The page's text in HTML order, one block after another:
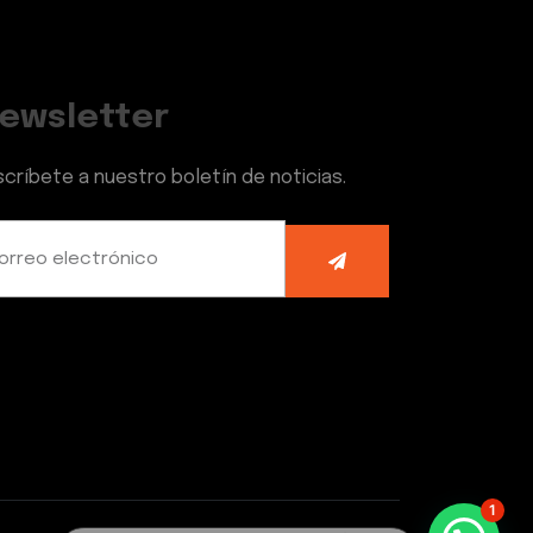
a nuestro boletín de noticias.
1